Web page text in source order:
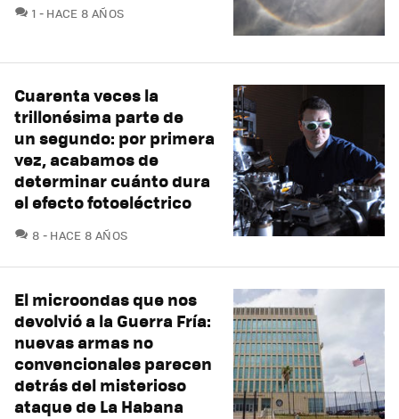
1 COMENTARIOS
HACE 8 AÑOS
Cuarenta veces la
trillonésima parte de
un segundo: por primera
vez, acabamos de
determinar cuánto dura
el efecto fotoeléctrico
8 COMENTARIOS
HACE 8 AÑOS
El microondas que nos
devolvió a la Guerra Fría:
nuevas armas no
convencionales parecen
detrás del misterioso
ataque de La Habana